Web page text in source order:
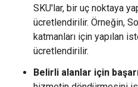
SKU'lar, bir uç noktaya
ücretlendirilir. Örneğin,
katmanları için yapılan
ücretlendirilir.
Belirli alanlar için